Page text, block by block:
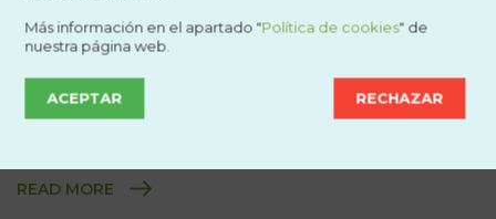
¡Descubre en este post las frutas con hueso más
sabrosas de las que disfrutar este verano!
READ MORE
Más información en el apartado "Política de cookies" de
nuestra página web.
ACEPTAR RECHAZAR